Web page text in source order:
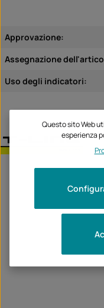
Approvazione:
Assegnazione
Uso degli indicatori:
Questo sito Web
esperienza